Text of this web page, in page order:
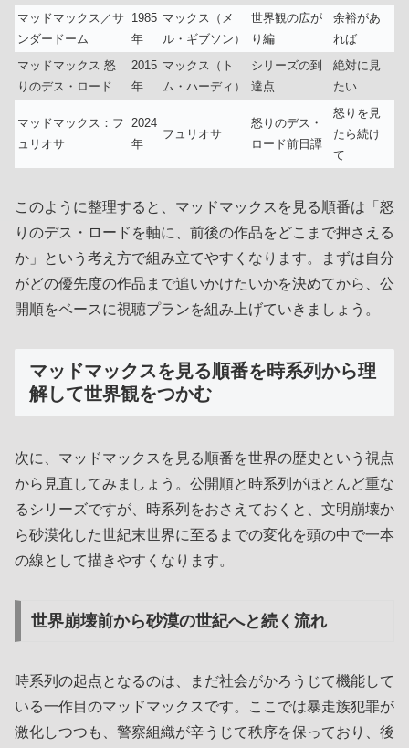
マッドマックス／サ
ンダードーム
1985
年
マックス（メ
ル・ギブソン）
世界観の広が
り編
余裕があ
れば
マッドマックス 怒
りのデス・ロード
2015
年
マックス（ト
ム・ハーディ）
シリーズの到
達点
絶対に見
たい
マッドマックス：フ
ュリオサ
2024
年
フュリオサ
怒りのデス・
ロード前日譚
怒りを見
たら続け
て
このように整理すると、マッドマックスを見る順番は「怒
りのデス・ロードを軸に、前後の作品をどこまで押さえる
か」という考え方で組み立てやすくなります。まずは自分
がどの優先度の作品まで追いかけたいかを決めてから、公
開順をベースに視聴プランを組み上げていきましょう。
マッドマックスを見る順番を時系列から理
解して世界観をつかむ
次に、マッドマックスを見る順番を世界の歴史という視点
から見直してみましょう。公開順と時系列がほとんど重な
るシリーズですが、時系列をおさえておくと、文明崩壊か
ら砂漠化した世紀末世界に至るまでの変化を頭の中で一本
の線として描きやすくなります。
世界崩壊前から砂漠の世紀へと続く流れ
時系列の起点となるのは、まだ社会がかろうじて機能して
いる一作目のマッドマックスです。ここでは暴走族犯罪が
激化しつつも、警察組織が辛うじて秩序を保っており、後